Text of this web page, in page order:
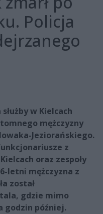
Policja
w Kielcach
mężczyzny
Jeziorańskiego.
z
oraz zespoły
letni mężczyzna z
został
gdzie mimo
godzin później.